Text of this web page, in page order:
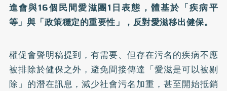
進會與16個民間愛滋團1日表態，體基於「疾病平
等」與「政策穩定的重要性」，反對愛滋移出健保。
權促會聲明稿提到，有需要、但存在污名的疾病不應
被排除於健保之外，避免間接傳達「愛滋是可以被剔
除」的潛在訊息，減少社會污名加重，甚至開始抵銷